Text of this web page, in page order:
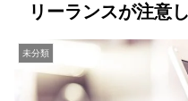
リーランスが注意
未分類